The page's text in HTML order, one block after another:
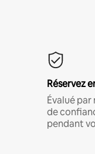
Réservez
Évalué
de
pendant